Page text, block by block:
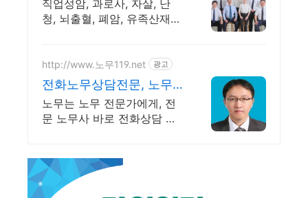
니다
직업성암, 과로사, 자살, 난
청, 뇌출혈, 폐암, 유족산재
와 함께 당신의 권익을 찾아
드립니다
http://www.노무119.net 광고
전화노무상담전문, 노무
119
노무는 노무 전문가에게, 전
문 노무사 바로 전화상담 가